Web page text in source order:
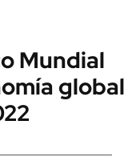
Mundial
global